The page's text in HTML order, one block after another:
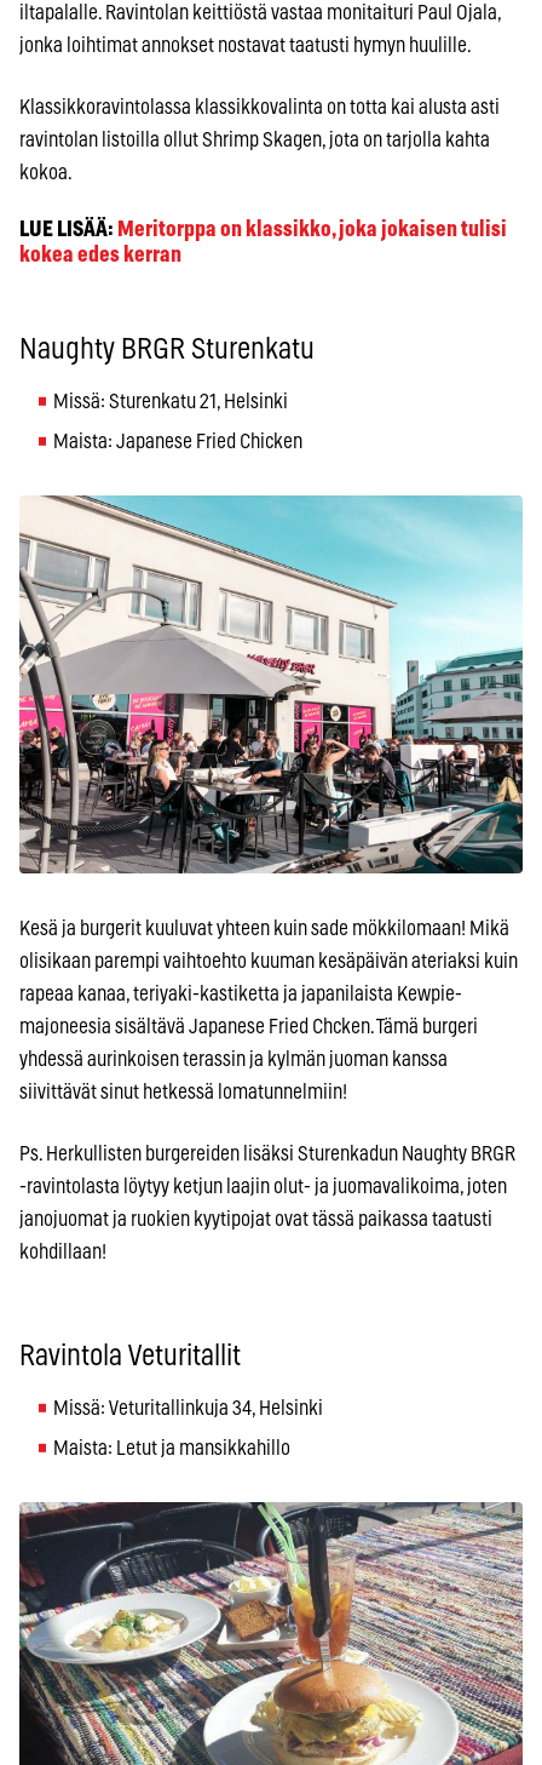
iltapalalle. Ravintolan keittiöstä vastaa monitaituri Paul Ojala,
jonka loihtimat annokset nostavat taatusti hymyn huulille.
Klassikkoravintolassa klassikkovalinta on totta kai alusta asti
ravintolan listoilla ollut Shrimp Skagen, jota on tarjolla kahta
kokoa.
LUE LISÄÄ: Meritorppa on klassikko, joka jokaisen tulisi
kokea edes kerran
Naughty BRGR Sturenkatu
Missä: Sturenkatu 21, Helsinki
Maista: Japanese Fried Chicken
Kesä ja burgerit kuuluvat yhteen kuin sade mökkilomaan! Mikä
olisikaan parempi vaihtoehto kuuman kesäpäivän ateriaksi kuin
rapeaa kanaa, teriyaki-kastiketta ja japanilaista Kewpie-
majoneesia sisältävä Japanese Fried Chcken. Tämä burgeri
yhdessä aurinkoisen terassin ja kylmän juoman kanssa
siivittävät sinut hetkessä lomatunnelmiin!
Ps. Herkullisten burgereiden lisäksi Sturenkadun Naughty BRGR
-ravintolasta löytyy ketjun laajin olut- ja juomavalikoima, joten
janojuomat ja ruokien kyytipojat ovat tässä paikassa taatusti
kohdillaan!
Ravintola Veturitallit
Missä: Veturitallinkuja 34, Helsinki
Maista: Letut ja mansikkahillo